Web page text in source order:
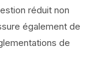
réduit non
également de
de